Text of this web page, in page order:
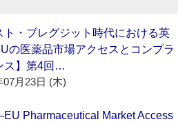
ト・ブレグジット時代における英
の医薬品市場アクセスとコンプラ
ス】第4回…
07月23日 (木)
Pharmaceutical Market Access